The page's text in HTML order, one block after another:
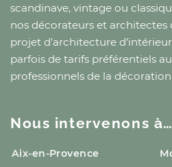
scandinave, vintage ou
nos décorateurs et architectes
projet d’architecture
parfois de tarifs préférentiels
professionnels de la décoration
Nous intervenons à…
Aix-en-Provence